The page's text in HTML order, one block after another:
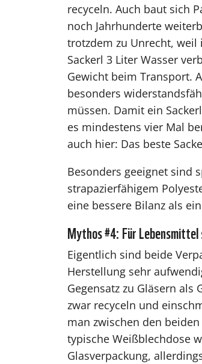
recyceln. Auch baut sich
noch Jahrhunderte
trotzdem zu Unrecht,
Sackerl 3 Liter Wasser
Gewicht beim Transport.
besonders
müssen. Damit ein
es mindestens vier Mal
auch hier: Das beste
Besonders geeignet sind
strapazierfähigem
eine bessere Bilanz als
Mythos #4: Für Lebensmittel
Eigentlich sind beide
Herstellung sehr
Gegensatz zu Gläsern als
zwar recyceln und
man zwischen den
typische Weißblechdose
Glasverpackung,